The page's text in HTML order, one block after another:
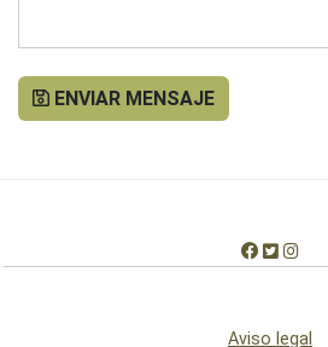
ENVIAR MENSAJE
Aviso legal